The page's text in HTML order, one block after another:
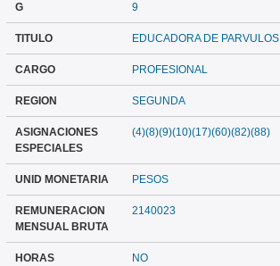
G 9
TITULO EDUCADORA DE PARVULOS
CARGO PROFESIONAL
REGION SEGUNDA
ASIGNACIONES
ESPECIALES
(4)(8)(9)(10)(17)(60)(82)(88)
UNID MONETARIA PESOS
REMUNERACION
MENSUAL BRUTA
2140023
HORAS NO